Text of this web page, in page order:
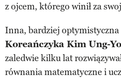
z ojcem, którego winił za
Inna, bardziej
Koreańczyka Kim Ung-
zaledwie kilku lat
równania matematyczne i